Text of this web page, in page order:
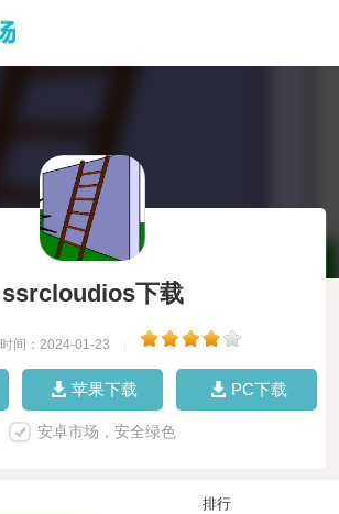
ssrcloudios下载
时间：2024-01-23
苹果下载 PC下载
安卓市场，安全绿色
排行